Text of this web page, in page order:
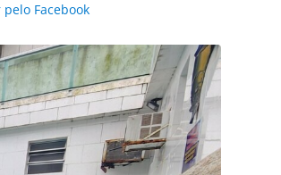
Facebook